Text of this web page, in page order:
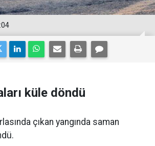
küle döndü
çıkan yangında saman